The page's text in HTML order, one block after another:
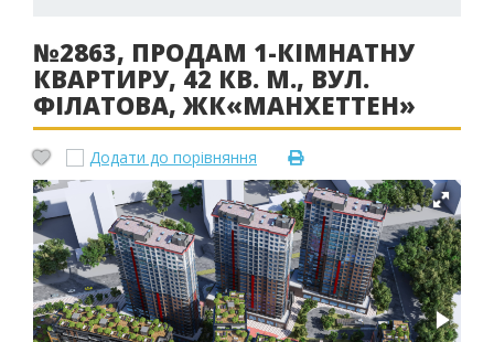
№2863, ПРОДАМ 1-КІМНАТНУ
КВАРТИРУ, 42 КВ. М., ВУЛ.
ФІЛАТОВА, ЖК«МАНХЕТТЕН»
Додати до порівняння